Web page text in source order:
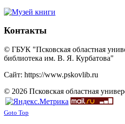
Контакты
© ГБУК "Псковская областная
библиотека им. В. Я. Курбатова"
Сайт: https://www.pskovlib.ru
© 2026 Псковская областная
Goto Top